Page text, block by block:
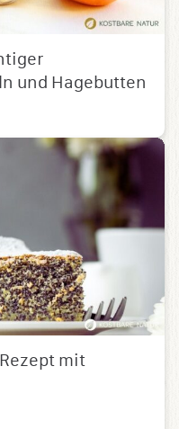
und Hagebutten
mit